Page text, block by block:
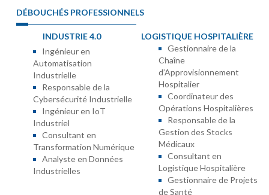
DÉBOUCHÉS PROFESSIONNELS
INDUSTRIE 4.0
LOGISTIQUE HOSPITALIÈRE
Ingénieur en
Automatisation
Industrielle
Responsable de la
Cybersécurité Industrielle
Ingénieur en IoT
Industriel
Consultant en
Transformation Numérique
Analyste en Données
Industrielles
Gestionnaire de la
Chaîne
d’Approvisionnement
Hospitalier
Coordinateur des
Opérations Hospitalières
Responsable de la
Gestion des Stocks
Médicaux
Consultant en
Logistique Hospitalière
Gestionnaire de Projets
de Santé